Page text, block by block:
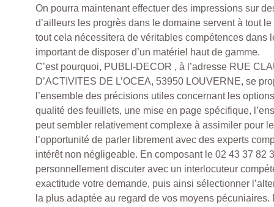
On pourra maintenant effectuer des impressions sur
d’ailleurs les progrès dans le domaine servent à tout le
tout cela nécessitera de véritables compétences dans
important de disposer d’un matériel haut de gamme.
C’est pourquoi, PUBLI-DECOR , à l’adresse RUE
D’ACTIVITES DE L’OCEA, 53950 LOUVERNE, se
l’ensemble des précisions utiles concernant les
qualité des feuillets, une mise en page spécifique,
peut sembler relativement complexe à assimiler pour
l’opportunité de parler librement avec des experts
intérêt non négligeable. En composant le 02 43 37 82
personnellement discuter avec un interlocuteur
exactitude votre demande, puis ainsi sélectionner
la plus adaptée au regard de vos moyens